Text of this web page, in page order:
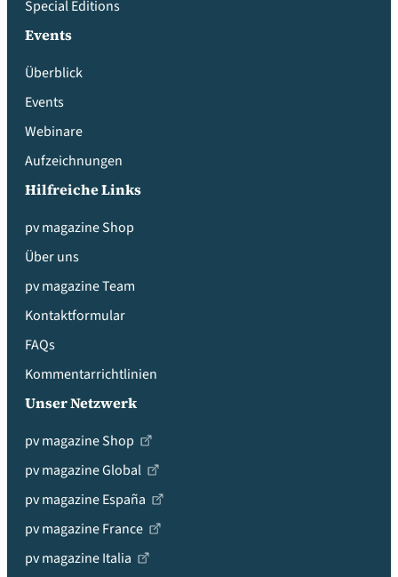
Special Editions
Events
Überblick
Events
Webinare
Aufzeichnungen
Hilfreiche Links
pv magazine Shop
Über uns
pv magazine Team
Kontaktformular
FAQs
Kommentarrichtlinien
Unser Netzwerk
pv magazine Shop
pv magazine Global
pv magazine España
pv magazine France
pv magazine Italia